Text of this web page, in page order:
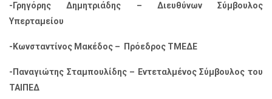
-Γρηγόρης Δημητριάδης – Διευθύνων Σύμβουλος
Υπερταμείου
-Κωνσταντίνος Μακέδος – Πρόεδρος ΤΜΕΔΕ
-Παναγιώτης Σταμπουλίδης – Εντεταλμένος Σύμβουλος του
ΤΑΙΠΕΔ